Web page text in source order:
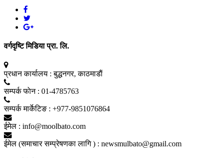
वर्गदृष्टि मिडिया प्रा. लि.
प्रधान कार्यालय : बुद्धनगर, काठमाडाैं
सम्पर्क फाेन : 01-4785763
सम्पर्क मार्केटिङ : +977-9851076864
ईमेल : info@moolbato.com
ईमेल (समाचार सम्प्रेषणका लागि ) : newsmulbato@gmail.com